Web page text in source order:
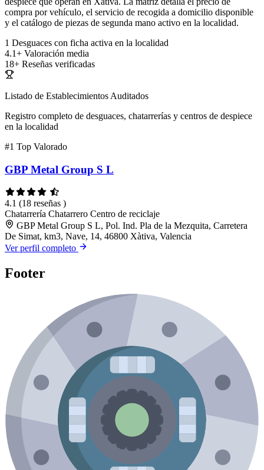
compra por vehículo, el servicio de recogida a domicilio disponible
y el catálogo de piezas de segunda mano activo en la localidad.
1 Desguaces con ficha activa en la localidad
4.1+ Valoración media
18+ Reseñas verificadas
Listado de Establecimientos Auditados
Registro completo de desguaces, chatarrerías y centros de despiece
en la localidad
#1 Top Valorado
GBP Metal Group S L
4.1 (18 reseñas )
Chatarrería Chatarrero Centro de reciclaje
GBP Metal Group S L, Pol. Ind. Pla de la Mezquita, Carretera
De Simat, km3, Nave, 14, 46800 Xàtiva, Valencia
Ver perfil completo
Footer